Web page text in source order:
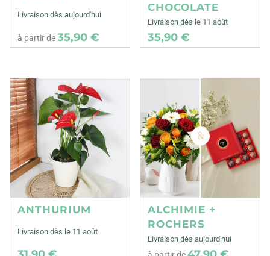
Livraison dès aujourd'hui
à partir de35,90 €
CHOCOLATE
Livraison dès le 11 août
35,90 €
ANTHURIUM
Livraison dès le 11 août
ALCHIMIE +
ROCHERS
Livraison dès aujourd'hui